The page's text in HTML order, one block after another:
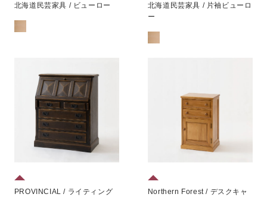
北海道民芸家具 / ビューロー
北海道民芸家具 / 片袖ビューロ
ー
PROVINCIAL / ライティング
Northern Forest / デスクキャ